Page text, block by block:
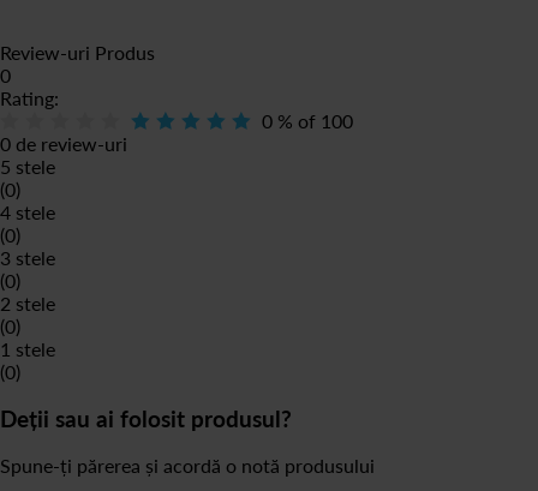
Review-uri Produs
0
Rating:
0 % of 100
0 de review-uri
5 stele
(0)
4 stele
(0)
3 stele
(0)
2 stele
(0)
1 stele
(0)
Deții sau ai folosit produsul?
Spune-ți părerea și acordă o notă produsului